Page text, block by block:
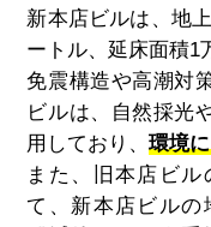
新本店ビルは、地
ートル、延床面積1
免震構造や高潮対
ビルは、自然採光
用しており、環境
また、旧本店ビ
て、新本店ビルの